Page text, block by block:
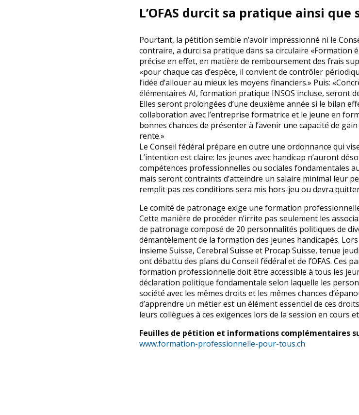
L’OFAS durcit sa pratique ainsi que
Pourtant, la pétition semble n’avoir impressionné ni le
contraire, a durci sa pratique dans sa circulaire «Formation
précise en effet, en matière de remboursement des frais
«pour chaque cas d’espèce, il convient de contrôler
l’idée d’allouer au mieux les moyens financiers.» Puis:
élémentaires AI, formation pratique INSOS incluse, seront
Elles seront prolongées d’une deuxième année si le bilan
collaboration avec l’entreprise formatrice et le jeune en
bonnes chances de présenter à l’avenir une capacité de
rente.»
Le Conseil fédéral prépare en outre une ordonnance qui
L’intention est claire: les jeunes avec handicap n’auront
compétences professionnelles ou sociales fondamentales
mais seront contraints d’atteindre un salaire minimal leur
remplit pas ces conditions sera mis hors-jeu ou devra
Le comité de patronage exige une formation
Cette manière de procéder n’irrite pas seulement les
de patronage composé de 20 personnalités politiques de
démantèlement de la formation des jeunes handicapés.
insieme Suisse, Cerebral Suisse et Procap Suisse, tenue
ont débattu des plans du Conseil fédéral et de l’OFAS. Ces
formation professionnelle doit être accessible à tous les
déclaration politique fondamentale selon laquelle les
société avec les mêmes droits et les mêmes chances
d’apprendre un métier est un élément essentiel de ces
leurs collègues à ces exigences lors de la session en cours
Feuilles de pétition et informations complémentaires
www.formation-professionnelle-pour-tous.ch